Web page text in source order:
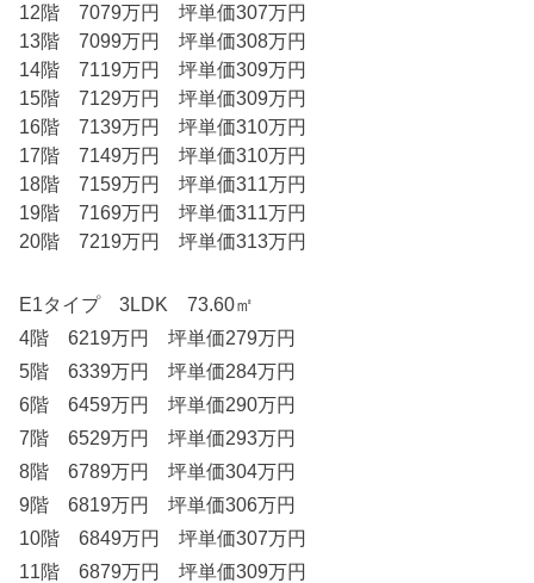
12階 7079万円 坪単価307万円
13階 7099万円 坪単価308万円
14階 7119万円 坪単価309万円
15階 7129万円 坪単価309万円
16階 7139万円 坪単価310万円
17階 7149万円 坪単価310万円
18階 7159万円 坪単価311万円
19階 7169万円 坪単価311万円
20階 7219万円 坪単価313万円
E1タイプ 3LDK 73.60㎡
4階 6219万円 坪単価279万円
5階 6339万円 坪単価284万円
6階 6459万円 坪単価290万円
7階 6529万円 坪単価293万円
8階 6789万円 坪単価304万円
9階 6819万円 坪単価306万円
10階 6849万円 坪単価307万円
11階 6879万円 坪単価309万円